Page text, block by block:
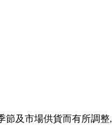
及市場供貨而有所調